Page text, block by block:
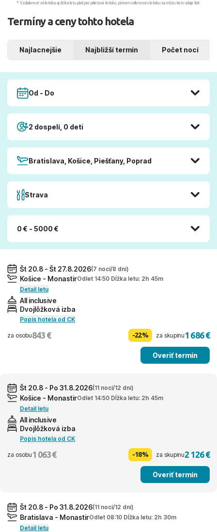
* Vzdialenosť od letiska aj dľžka letu platí pre príletové letisko, pri inom odletovom letisku sa môžu tieto údaje líšiť.
Termíny a ceny tohto hotela
Najlacnejšie Najbližší termín Počet nocí
Od - Do
2 dospelí, 0 deti
Bratislava, Košice, Piešťany, Poprad
Strava
0 € - 5000 €
Št 20.8 - Št 27.8.2026(7 nocí/8 dní)
Košice - MonastirOdlet 14:50 Dĺžka letu: 2h 45m
Detail letu
All inclusive
Dvojlôžková izba
Popis hotela od CK
za osobu843 € -22% za skupinu1 686 €
Overiť termín
Št 20.8 - Po 31.8.2026(11 nocí/12 dní)
Košice - MonastirOdlet 14:50 Dĺžka letu: 2h 45m
Detail letu
All inclusive
Dvojlôžková izba
Popis hotela od CK
za osobu 1 063 € -18% za skupinu2 126 €
Overiť termín
Št 20.8 - Po 31.8.2026(11 nocí/12 dní)
Bratislava - MonastirOdlet 08:10 Dĺžka letu: 2h 30m
Detail letu